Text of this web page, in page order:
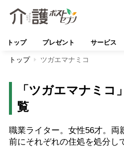
トップ プレゼント サービス
トップ ツガエマナミコ
「ツガエマナミコ
覧
職業ライター。女性56才。両
前にそれぞれの住処を処分し